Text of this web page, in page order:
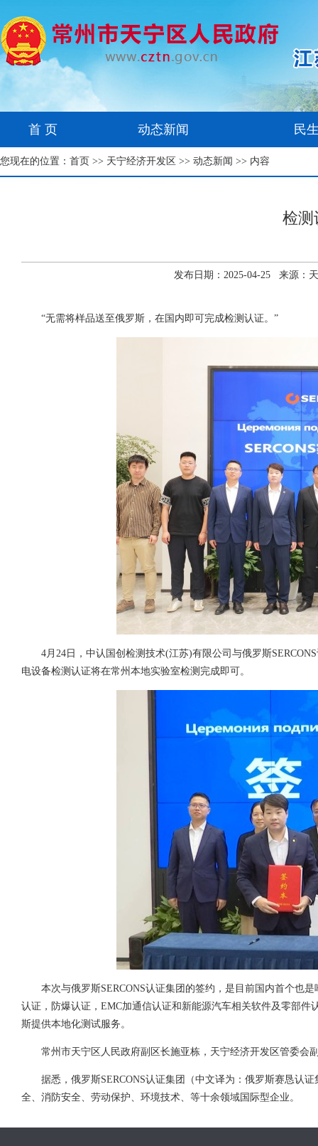
首 页 动态新闻 民
您现在的位置： 首页 >> 天宁经济开发区 >> 动态新闻 >> 内容
检测
发布日期：2025-04-25 来源：
“无需将样品送至俄罗斯，在国内即可完成检测认证。”
4月24日，中认国创检测技术(江苏)有限公司与俄罗斯
电设备检测认证将在常州本地实验室检测完成即可。
本次与俄罗斯SERCONS认证集团的签约，是目前国内首个也
认证，防爆认证，EMC加通信认证和新能源汽车相关软件及零部
斯提供本地化测试服务。
常州市天宁区人民政府副区长施亚栋，天宁经济开发区管委会
据悉，俄罗斯SERCONS认证集团（中文译为：俄罗斯赛恳认
全、消防安全、劳动保护、环境技术、等十余领域国际型企业。